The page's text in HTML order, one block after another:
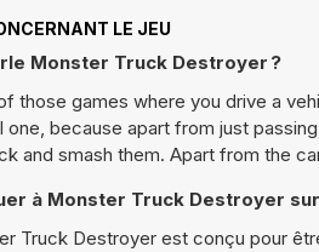
LE JEU
Monster Truck Destroyer ?
those games where you drive a
one, because apart from just
and smash them. Apart from the
à Monster Truck Destroyer
Truck Destroyer est conçu pour